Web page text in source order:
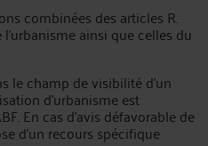
combinées des articles R.
l'urbanisme ainsi que celles du
le champ de visibilité d'un
d'urbanisme est
En cas d'avis défavorable de
d'un recours spécifique